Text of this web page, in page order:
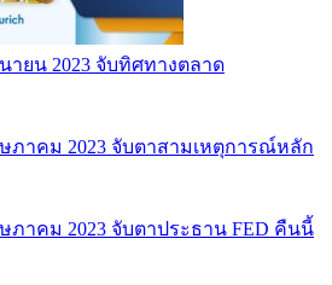
ายน 2023 จับทิศทางตลาด
ภาคม 2023 จับตาสามเหตุการณ์หลัก
ภาคม 2023 จับตาประธาน FED คืนนี้